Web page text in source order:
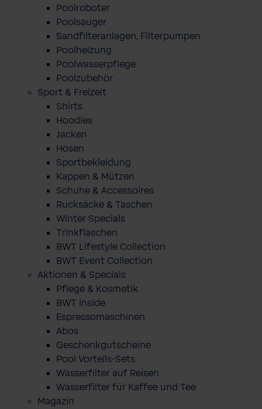
Poolroboter
Poolsauger
Sandfilteranlagen, Filterpumpen
Poolheizung
Poolwasserpflege
Poolzubehör
Sport & Freizeit
Shirts
Hoodies
Jacken
Hosen
Sportbekleidung
Kappen & Mützen
Schuhe & Accessoires
Rucksäcke & Taschen
Winter Specials
Trinkflaschen
BWT Lifestyle Collection
BWT Event Collection
Aktionen & Specials
Pflege & Kosmetik
BWT Inside
Espressomaschinen
Abos
Geschenkgutscheine
Pool Vorteils-Sets
Wasserfilter auf Reisen
Wasserfilter für Kaffee und Tee
Magazin